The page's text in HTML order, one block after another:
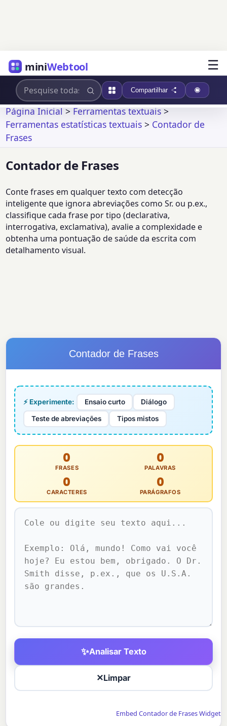
miniWebtool ☰
Compartilhar
Página Inicial>Ferramentas textuais>
Ferramentas estatísticas textuais > Contador de
Frases
Contador de Frases
Conte frases em qualquer texto com detecção
inteligente que ignora abreviações como Sr. ou p.ex.,
classifique cada frase por tipo (declarativa,
interrogativa, exclamativa), avalie a complexidade e
obtenha uma pontuação de saúde da escrita com
detalhamento visual.
Contador de Frases
⚡ Experimente: Ensaio curto Diálogo
Teste de abreviações Tipos mistos
0
FRASES
0
PALAVRAS
0
CARACTERES
0
PARÁGRAFOS
✨Analisar Texto
✕Limpar
Embed Contador de Frases Widget